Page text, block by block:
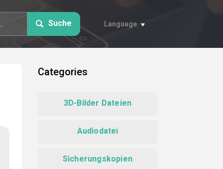
Suche Language
Categories
3D-Bilder Dateien
Audiodatei
Sicherungskopien